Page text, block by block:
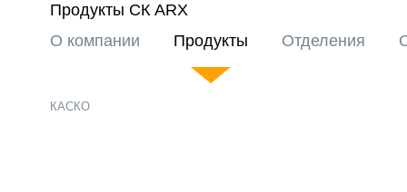
Продукты СК ARX
О компании
Продукты Отделения
КАСКО